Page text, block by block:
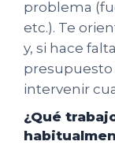
problema
etc.). Te
y, si hace
intervenir
¿Qué